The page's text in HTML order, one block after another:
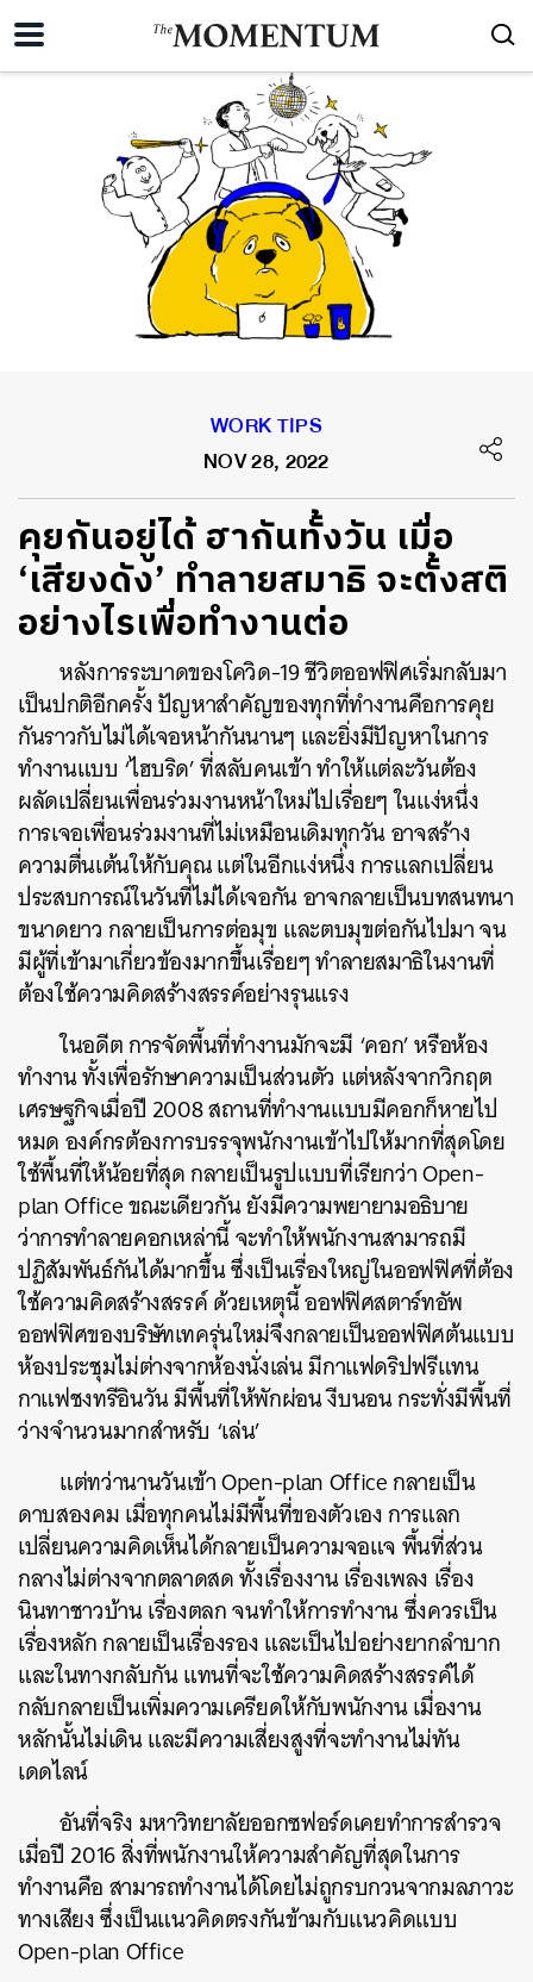
WORK TIPS
NOV 28, 2022
คุยกันอยู่ได้ ฮากันทั้งวัน เมื่อ
‘เสียงดัง’ ทำลายสมาธิ จะตั้งสติ
อย่างไรเพื่อทำงานต่อ
หลังการระบาดของโควิด-19 ชีวิตออฟฟิศเริ่มกลับมา
เป็นปกติอีกครั้ง ปัญหาสำคัญของทุกที่ทำงานคือการคุย
กันราวกับไม่ได้เจอหน้ากันนานๆ และยิ่งมีปัญหาในการ
ทำงานแบบ ‘ไฮบริด’ ที่สลับคนเข้า ทำให้แต่ละวันต้อง
ผลัดเปลี่ยนเพื่อนร่วมงานหน้าใหม่ไปเรื่อยๆ ในแง่หนึ่ง
การเจอเพื่อนร่วมงานที่ไม่เหมือนเดิมทุกวัน อาจสร้าง
ความตื่นเต้นให้กับคุณ แต่ในอีกแง่หนึ่ง การแลกเปลี่ยน
ประสบการณ์ในวันที่ไม่ได้เจอกัน อาจกลายเป็นบทสนทนา
ขนาดยาว กลายเป็นการต่อมุข และตบมุขต่อกันไปมา จน
มีผู้ที่เข้ามาเกี่ยวข้องมากขึ้นเรื่อยๆ ทำลายสมาธิในงานที่
ต้องใช้ความคิดสร้างสรรค์อย่างรุนแรง
ในอดีต การจัดพื้นที่ทำงานมักจะมี ‘คอก’ หรือห้อง
ทำงาน ทั้งเพื่อรักษาความเป็นส่วนตัว แต่หลังจากวิกฤต
เศรษฐกิจเมื่อปี 2008 สถานที่ทำงานแบบมีคอกก็หายไป
หมด องค์กรต้องการบรรจุพนักงานเข้าไปให้มากที่สุดโดย
ใช้พื้นที่ให้น้อยที่สุด กลายเป็นรูปแบบที่เรียกว่า Open-
plan Office ขณะเดียวกัน ยังมีความพยายามอธิบาย
ว่าการทำลายคอกเหล่านี้ จะทำให้พนักงานสามารถมี
ปฏิสัมพันธ์กันได้มากขึ้น ซึ่งเป็นเรื่องใหญ่ในออฟฟิศที่ต้อง
ใช้ความคิดสร้างสรรค์ ด้วยเหตุนี้ ออฟฟิศสตาร์ทอัพ
ออฟฟิศของบริษัทเทครุ่นใหม่จึงกลายเป็นออฟฟิศต้นแบบ
ห้องประชุมไม่ต่างจากห้องนั่งเล่น มีกาแฟดริปฟรีแทน
กาแฟชงทรีอินวัน มีพื้นที่ให้พักผ่อน งีบนอน กระทั่งมีพื้นที่
ว่างจำนวนมากสำหรับ ‘เล่น’
แต่ทว่านานวันเข้า Open-plan Office กลายเป็น
ดาบสองคม เมื่อทุกคนไม่มีพื้นที่ของตัวเอง การแลก
เปลี่ยนความคิดเห็นได้กลายเป็นความจอแจ พื้นที่ส่วน
กลางไม่ต่างจากตลาดสด ทั้งเรื่องงาน เรื่องเพลง เรื่อง
นินทาชาวบ้าน เรื่องตลก จนทำให้การทำงาน ซึ่งควรเป็น
เรื่องหลัก กลายเป็นเรื่องรอง และเป็นไปอย่างยากลำบาก
และในทางกลับกัน แทนที่จะใช้ความคิดสร้างสรรค์ได้
กลับกลายเป็นเพิ่มความเครียดให้กับพนักงาน เมื่องาน
หลักนั้นไม่เดิน และมีความเสี่ยงสูงที่จะทำงานไม่ทัน
เดดไลน์
อันที่จริง มหาวิทยาลัยออกซฟอร์ดเคยทำการสำรวจ
เมื่อปี 2016 สิ่งที่พนักงานให้ความสำคัญที่สุดในการ
ทำงานคือ สามารถทำงานได้โดยไม่ถูกรบกวนจากมลภาวะ
ทางเสียง ซึ่งเป็นแนวคิดตรงกันข้ามกับแนวคิดแบบ
Open-plan Office